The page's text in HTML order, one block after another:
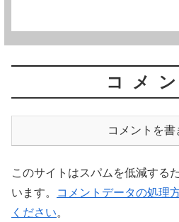
コメ
コメントを書
このサイトはスパムを低減する
います。
コメントデータの処理
ください。